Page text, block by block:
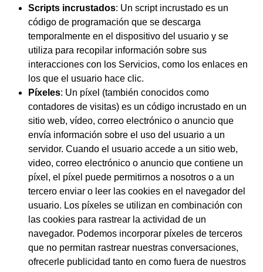
Scripts incrustados: Un script incrustado es un
código de programación que se descarga
temporalmente en el dispositivo del usuario y se
utiliza para recopilar información sobre sus
interacciones con los Servicios, como los enlaces en
los que el usuario hace clic.
Píxeles: Un píxel (también conocidos como
contadores de visitas) es un código incrustado en un
sitio web, vídeo, correo electrónico o anuncio que
envía información sobre el uso del usuario a un
servidor. Cuando el usuario accede a un sitio web,
video, correo electrónico o anuncio que contiene un
píxel, el píxel puede permitirnos a nosotros o a un
tercero enviar o leer las cookies en el navegador del
usuario. Los píxeles se utilizan en combinación con
las cookies para rastrear la actividad de un
navegador. Podemos incorporar píxeles de terceros
que no permitan rastrear nuestras conversaciones,
ofrecerle publicidad tanto en como fuera de nuestros